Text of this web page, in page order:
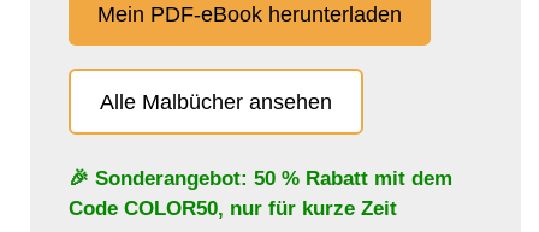
Mein PDF-eBook herunterladen
Alle Malbücher ansehen
🎉 Sonderangebot: 50 % Rabatt mit dem
Code COLOR50, nur für kurze Zeit